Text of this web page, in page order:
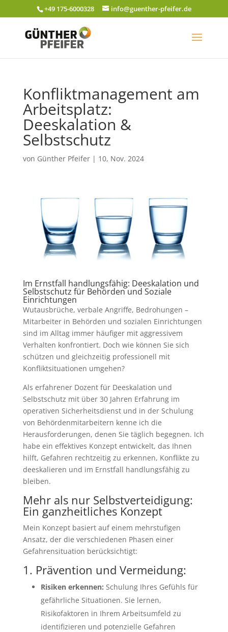
+49 175-6000328 info@guenther-pfeifer.de
Konfliktmanagement am
Arbeitsplatz:
Deeskalation &
Selbstschutz
von Günther Pfeifer| 10, Nov. 2024
Im Ernstfall handlungsfähig: Deeskalation und
Selbstschutz für Behörden und Soziale
Einrichtungen
Wutausbrüche, verbale Angriffe, Bedrohungen –
Mitarbeiter in Behörden und sozialen Einrichtungen
sind im Alltag immer häufiger mit aggressivem
Verhalten konfrontiert. Doch wie können Sie sich
schützen und gleichzeitig professionell mit
Konfliktsituationen umgehen?
Als erfahrener Dozent für Deeskalation und
Selbstschutz mit über 30 Jahren Erfahrung im
operativen Sicherheitsdienst und in der Schulung
von Behördenmitarbeitern kenne ich die
Herausforderungen, denen Sie täglich begegnen. Ich
habe ein effektives Konzept entwickelt, das Ihnen
hilft, Gefahren rechtzeitig zu erkennen, Konflikte zu
deeskalieren und im Ernstfall handlungsfähig zu
bleiben.
Mehr als nur Selbstverteidigung:
Ein ganzheitliches Konzept
Mein Konzept basiert auf einem mehrstufigen
Ansatz, der die verschiedenen Phasen einer
Gefahrensituation berücksichtigt:
1. Prävention und Vermeidung:
Risiken erkennen: Schulung Ihres Gefühls für
gefährliche Situationen. Sie lernen,
Risikofaktoren in Ihrem Arbeitsumfeld zu
identifizieren und potenzielle Gefahren